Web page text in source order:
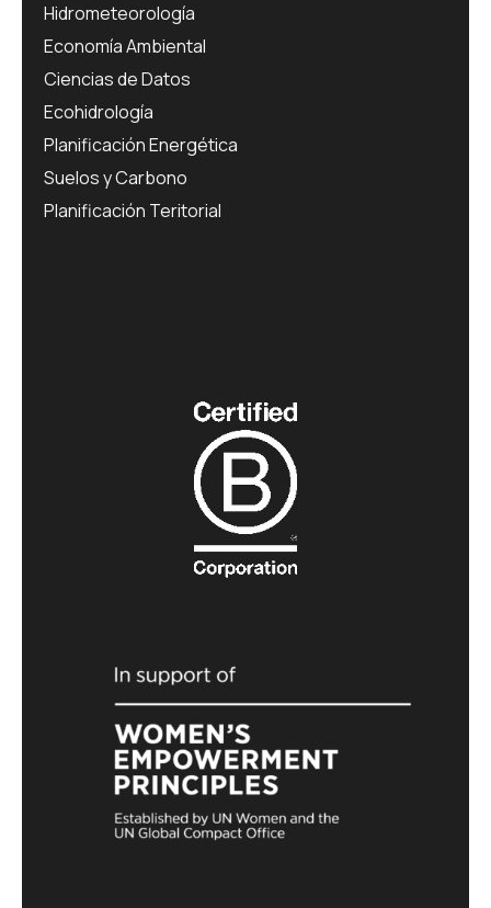
Hidrometeorología
Economía Ambiental
Ciencias de Datos
Ecohidrología
Planificación Energética
Suelos y Carbono
Planificación Teritorial